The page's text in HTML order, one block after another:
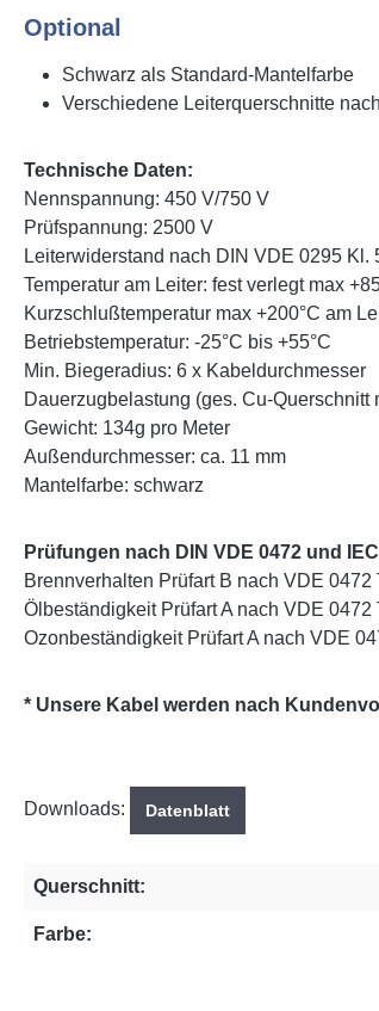
Optional
Schwarz als Standard-Mantelfarbe
Verschiedene Leiterquerschnitte
Technische Daten:
Nennspannung: 450 V/750 V
Prüfspannung: 2500 V
Leiterwiderstand nach DIN VDE 0295 Kl.
Temperatur am Leiter: fest verlegt max
Kurzschlußtemperatur max +200°C am
Betriebstemperatur: -25°C bis +55°C
Min. Biegeradius: 6 x Kabeldurchmesser
Dauerzugbelastung (ges. Cu-Querschnitt
Gewicht: 134g pro Meter
Außendurchmesser: ca. 11 mm
Mantelfarbe: schwarz
Prüfungen nach DIN VDE 0472 und IEC
Brennverhalten Prüfart B nach VDE 0472
Ölbeständigkeit Prüfart A nach VDE
Ozonbeständigkeit Prüfart A nach VDE
* Unsere Kabel werden nach
Downloads: Datenblatt
Querschnitt:
Farbe: